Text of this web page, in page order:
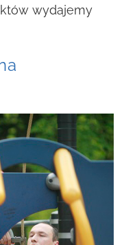
wydajemy